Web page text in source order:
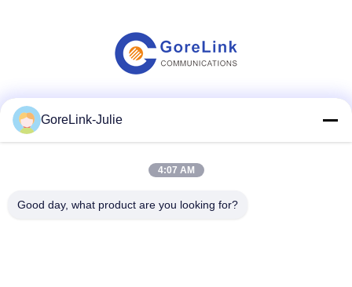
Truyền thông xã hội
GoreLink-Julie
4:07 AM
Good day, what product are you looking for?